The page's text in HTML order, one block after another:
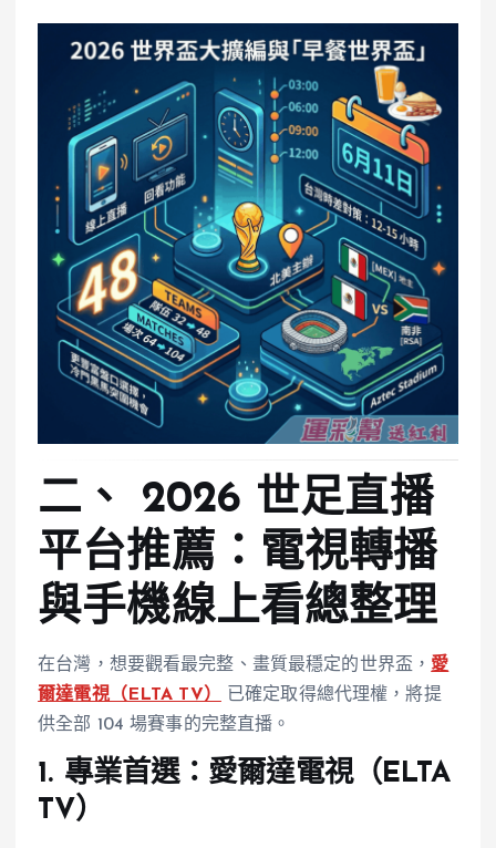
二、 2026 世足直播
平台推薦：電視轉播
與手機線上看總整理
在台灣，想要觀看最完整、畫質最穩定的世界盃， 愛
爾達電視（ELTA TV）
已確定取得總代理權，將提
供全部 104 場賽事的完整直播。
1. 專業首選：愛爾達電視（ELTA
TV）